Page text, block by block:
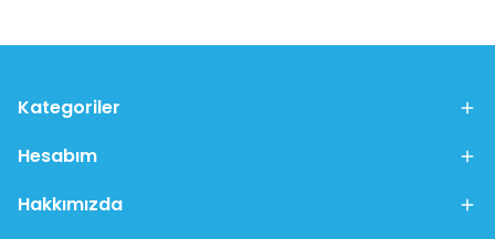
Kategoriler
Hesabım
Hakkımızda